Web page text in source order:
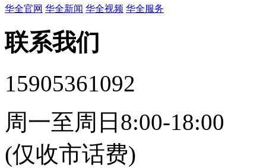
华全官网 华全新闻 华全视频 华全服务
联系我们
15905361092
周一至周日8:00-18:00
(仅收市话费)